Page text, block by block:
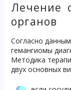
Лечение
органов
Согласно
гемангиомы
Методика
двух основных